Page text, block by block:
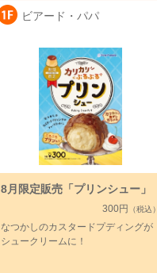
ビアード・パパ
8月限定販売「プリンシュー」
300円 （税込）
なつかしのカスタードプディングが
シュークリームに！